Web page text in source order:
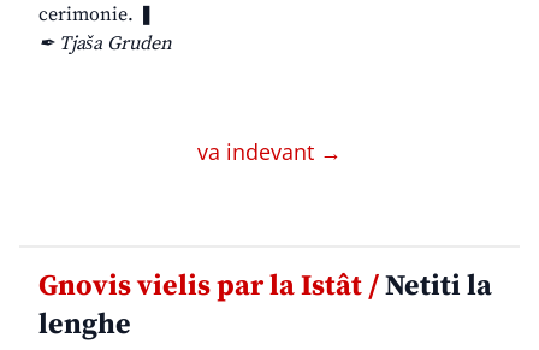
cerimonie. ❚
✒ Tjaša Gruden
va indevant →
Gnovis vielis par la Istât /Netiti la
lenghe